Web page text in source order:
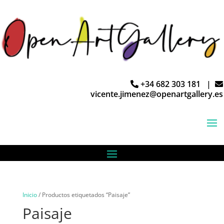
+34 682 303 181 |
vicente.jimenez@openartgallery.es
Inicio/ Productos etiquetados “Paisaje”
Paisaje